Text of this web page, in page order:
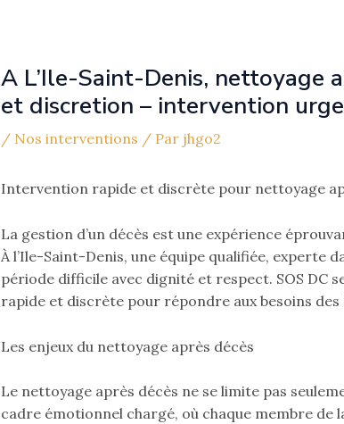
A L’Ile-Saint-Denis, nettoyage
et discretion – intervention
/ Nos interventions / Par jhgo2
Intervention rapide et discrète pour nettoyage
La gestion d’un décès est une expérience
À l’Ile-Saint-Denis, une équipe qualifiée, experte
période difficile avec dignité et respect. SOS DC
rapide et discrète pour répondre aux besoins des
Les enjeux du nettoyage après décès
Le nettoyage après décès ne se limite pas
cadre émotionnel chargé, où chaque membre